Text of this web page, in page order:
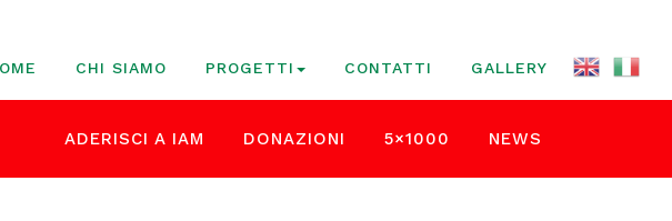
CHI SIAMO PROGETTI CONTATTI GALLERY
ADERISCI A IAM DONAZIONI 5×1000 NEWS